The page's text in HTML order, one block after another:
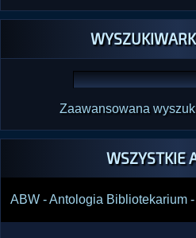
Zaawansowana
WSZYSTKIE
ABW - Antologia Bibliotekarium